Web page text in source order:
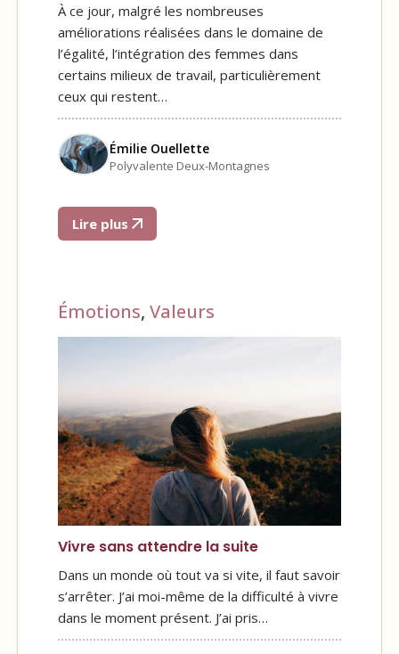
À ce jour, malgré les nombreuses
améliorations réalisées dans le domaine de
l’égalité, l’intégration des femmes dans
certains milieux de travail, particulièrement
ceux qui restent…
Émilie Ouellette
Polyvalente Deux-Montagnes
Lire plus
Émotions, Valeurs
Vivre sans attendre la suite
Dans un monde où tout va si vite, il faut savoir
s’arrêter. J’ai moi-même de la difficulté à vivre
dans le moment présent. J’ai pris…